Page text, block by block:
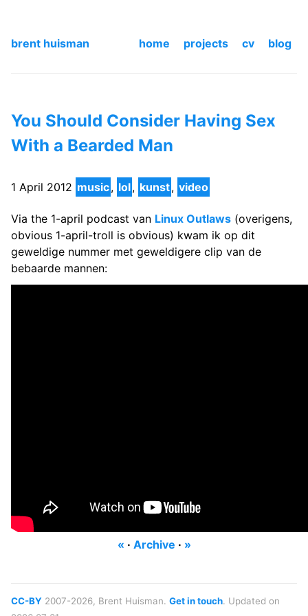
brent huisman home projects cv blog
You Should Consider Having Sex
With a Bearded Man
1 April 2012 music, lol, kunst, video
Via the 1-april podcast van Linux Outlaws (overigens,
obvious 1-april-troll is obvious) kwam ik op dit
geweldige nummer met geweldigere clip van de
bebaarde mannen:
« · Archive · »
CC-BY 2007-2026, Brent Huisman. Get in touch. Updated on